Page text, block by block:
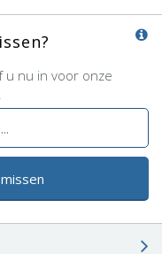
u nu in voor onze